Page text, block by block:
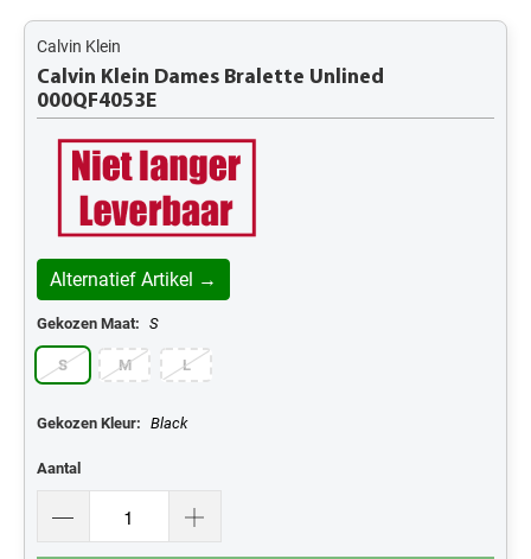
Calvin Klein
Calvin Klein Dames Bralette Unlined
000QF4053E
Alternatief Artikel →
Gekozen Maat: S
S M L
Gekozen Kleur: Black
Aantal